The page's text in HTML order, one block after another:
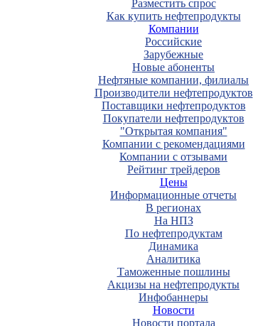
Разместить спрос
Как купить нефтепродукты
Компании
Российские
Зарубежные
Новые абоненты
Нефтяные компании, филиалы
Производители нефтепродуктов
Поставщики нефтепродуктов
Покупатели нефтепродуктов
"Открытая компания"
Компании с рекомендациями
Компании с отзывами
Рейтинг трейдеров
Цены
Информационные отчеты
В регионах
На НПЗ
По нефтепродуктам
Динамика
Аналитика
Таможенные пошлины
Акцизы на нефтепродукты
Инфобаннеры
Новости
Новости портала